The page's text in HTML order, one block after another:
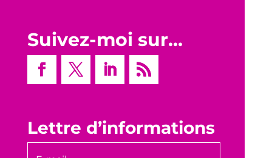
Suivez-moi sur…
Lettre d’informations